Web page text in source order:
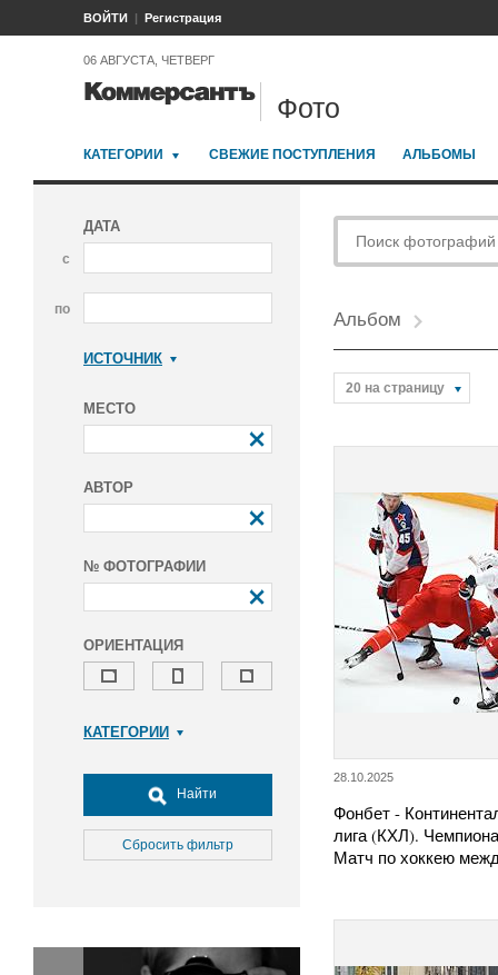
ВОЙТИ Регистрация
06 АВГУСТА, ЧЕТВЕРГ
Фото
КАТЕГОРИИ СВЕЖИЕ ПОСТУПЛЕНИЯ АЛЬБОМЫ
ДАТА
с
по
ИСТОЧНИК
МЕСТО
АВТОР
№ ФОТОГРАФИИ
ОРИЕНТАЦИЯ
КАТЕГОРИИ
Досуг, туризм и отдых
Культура
Медицина
Окружающая среда
Найти
Сбросить фильтр
Альбом
20 на страницу
28.10.2025
Фонбет -
лига (КХЛ).
Матч по хоккею